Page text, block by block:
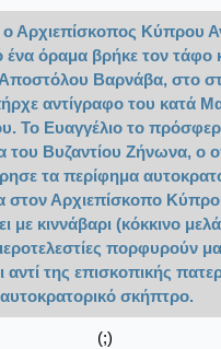
Αρχιεπίσκοπος Κύπρου
ένα όραμα βρήκε τον τάφο
Βαρνάβα, στο
αντίγραφο του κατά
Το Ευαγγέλιο το
του Βυζαντίου Ζήνωνα, ο
τα περίφημα
στον Αρχιεπίσκοπο
με κιννάβαρι (κόκκινο
πορφυρούν
αντί της επισκοπικής
αυτοκρατορικό σκήπτρο.
(;)